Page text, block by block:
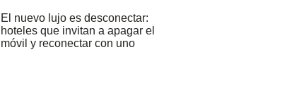
El nuevo lujo es desconectar:
hoteles que invitan a apagar el
móvil y reconectar con uno